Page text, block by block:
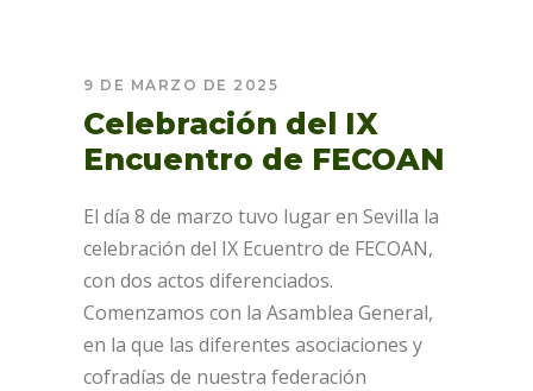
9 DE MARZO DE 2025
Celebración del IX
Encuentro de FECOAN
El día 8 de marzo tuvo lugar en Sevilla la
celebración del IX Ecuentro de FECOAN,
con dos actos diferenciados.
Comenzamos con la Asamblea General,
en la que las diferentes asociaciones y
cofradías de nuestra federación